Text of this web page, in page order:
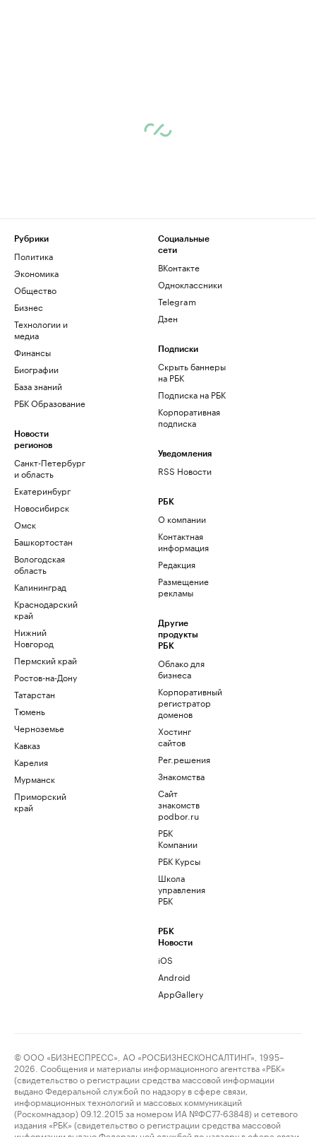
Рубрики
Политика
Экономика
Общество
Бизнес
Технологии и
медиа
Финансы
Биографии
База знаний
РБК Образование
Новости
регионов
Санкт-Петербург
и область
Екатеринбург
Новосибирск
Омск
Башкортостан
Вологодская
область
Калининград
Краснодарский
край
Нижний
Новгород
Пермский край
Ростов-на-Дону
Татарстан
Тюмень
Черноземье
Кавказ
Карелия
Мурманск
Приморский
край
Социальные
сети
ВКонтакте
Одноклассники
Telegram
Дзен
Подписки
Скрыть баннеры
на РБК
Подписка на РБК
Корпоративная
подписка
Уведомления
RSS Новости
РБК
О компании
Контактная
информация
Редакция
Размещение
рекламы
Другие
продукты
РБК
Облако для
бизнеса
Корпоративный
регистратор
доменов
Хостинг
сайтов
Рег.решения
Знакомства
Сайт
знакомств
podbor.ru
РБК
Компании
РБК Курсы
Школа
управления
РБК
РБК
Новости
iOS
Android
AppGallery
© ООО «БИЗНЕСПРЕСС», АО «РОСБИЗНЕСКОНСАЛТИНГ», 1995–
2026. Сообщения и материалы информационного агентства «РБК»
(свидетельство о регистрации средства массовой информации
выдано Федеральной службой по надзору в сфере связи,
информационных технологий и массовых коммуникаций
(Роскомнадзор) 09.12.2015 за номером ИА №ФС77-63848) и сетевого
издания «РБК» (свидетельство о регистрации средства массовой